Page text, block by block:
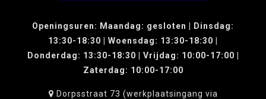
Openingsuren: Maandag: gesloten | Dinsdag:
13:30-18:30 | Woensdag: 13:30-18:30 |
Donderdag: 13:30-18:30 | Vrijdag: 10:00-17:00 |
Zaterdag: 10:00-17:00
Dorpsstraat 73 (werkplaatsingang via